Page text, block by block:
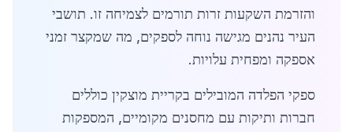
והזרמת השקעות זרות תורמים לצמיחה זו. תושבי
העיר נהנים מגישה נוחה לספקים, מה שמקצר זמני
אספקה ומפחית עלויות.
ספקי הפלדה המובילים בקריית מוצקין כוללים
חברות ותיקות עם מחסנים מקומיים, המספקות